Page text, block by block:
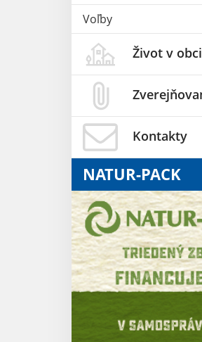
Voľby
Život v obci
Kontakty
NATUR-PACK